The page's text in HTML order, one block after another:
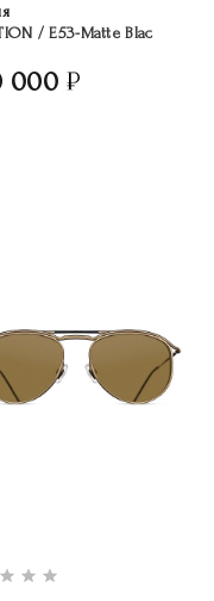
/ E53-Matte Blac
000